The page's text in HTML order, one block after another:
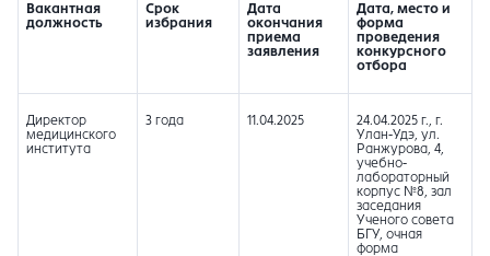
Вакантная
должность
Срок
избрания
Дата
окончания
приема
заявления
Дата, место и
форма
проведения
конкурсного
отбора
Директор
медицинского
института
3 года 11.04.2025
24.04.2025 г., г.
Улан-Удэ, ул.
Ранжурова, 4,
учебно-
лабораторный
корпус №8, зал
заседания
Ученого совета
БГУ, очная
форма